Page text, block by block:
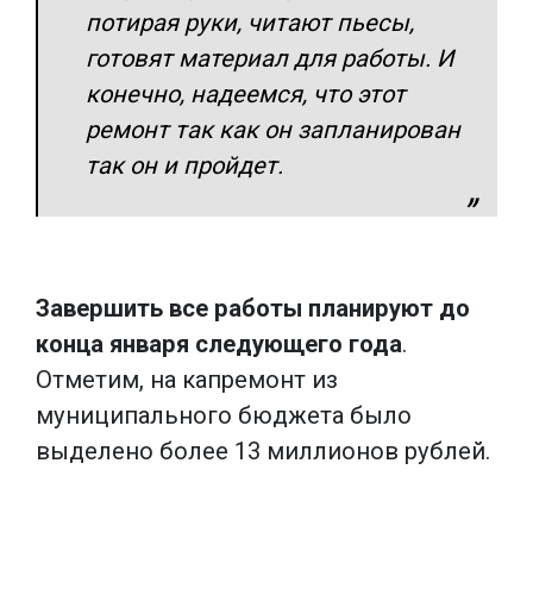
потирая руки, читают пьесы,
готовят материал для работы. И
конечно, надеемся, что этот
ремонт так как он запланирован
так он и пройдет.
Завершить все работы планируют до
конца января следующего года.
Отметим, на капремонт из
муниципального бюджета было
выделено более 13 миллионов рублей.